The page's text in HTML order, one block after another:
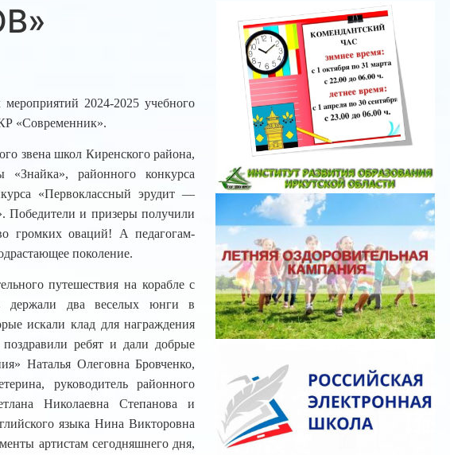
2024-2025 учебного
«Современник».
звена школ Киренского района,
районного конкурса
«Первоклассный эрудит —
Победители и призеры получили
громких оваций! А педагогам-
поколение.
путешествия на корабле с
держали два веселых юнги в
искали клад для награждения
ребят и дали добрые
Наталья Олеговна Бровченко,
руководитель районного
Николаевна Степанова и
языка Нина Викторовна
артистам сегодняшнего дня,